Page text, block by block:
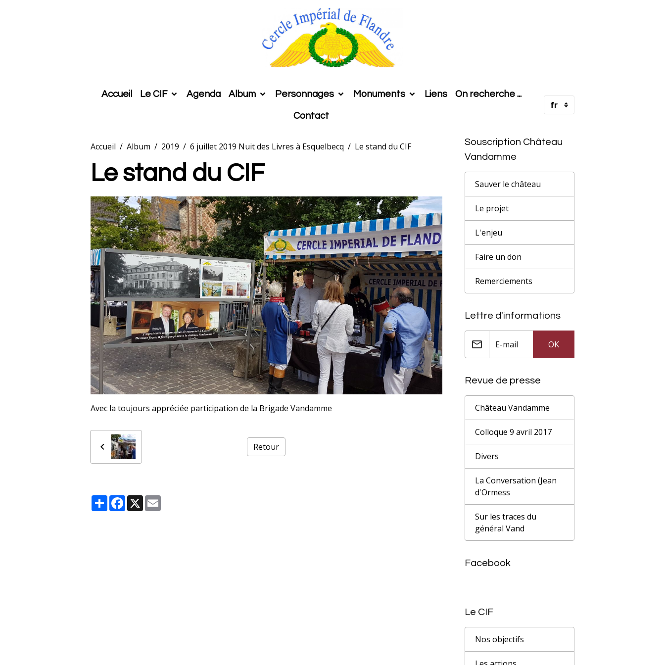
Accueil Le CIF Agenda Album Personnages Monuments Liens On recherche ...
Contact
Accueil Album 2019 6 juillet 2019 Nuit des Livres à Esquelbecq Le stand du CIF
Le stand du CIF
Avec la toujours appréciée participation de la Brigade Vandamme
Retour
PartagerFacebook
X
Souscription Château
Vandamme
Sauver le château
Le projet
L'enjeu
Faire un don
Remerciements
Lettre d'informations
OK
Revue de presse
Château Vandamme
Colloque 9 avril 2017
Divers
La Conversation (Jean
d'Ormess
Sur les traces du
général Vand
Facebook
Le CIF
Nos objectifs